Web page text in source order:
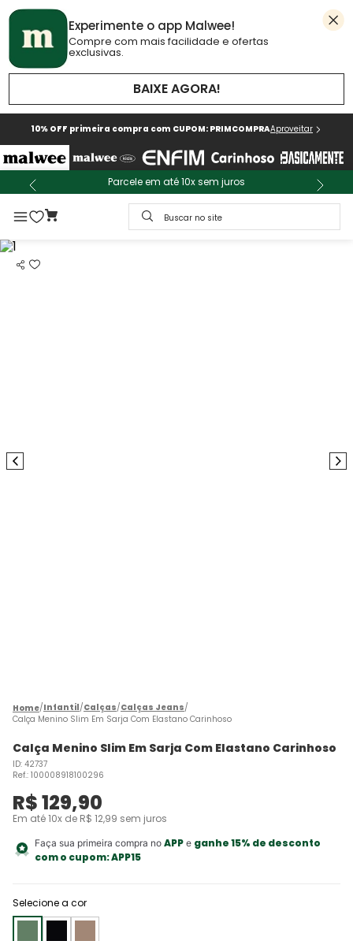
Experimente o app Malwee!
Compre com mais facilidade e ofertas
exclusivas.
BAIXE AGORA!
10% OFF primeira compra com CUPOM: PRIMCOMPRAAproveitar
Parcele em até 10x sem juros
Buscar no site
Infantil Calças Calças Jeans
Calça Menino Slim Em Sarja Com Elastano Carinhoso
Calça Menino Slim Em Sarja Com Elastano Carinhoso
ID: 42737
Ref.: 100008918100296
R$129,90
Em até10x de R$ 12,99 sem juros
Faça sua primeira compra no APPe ganhe 15% de desconto
com o cupom:APP15
Selecione a cor